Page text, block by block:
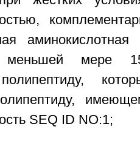
аминокислотная
меньшей мере
полипептиду,
SEQ ID NO:1;